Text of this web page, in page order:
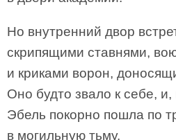
Но внутренний двор
скрипящими ставнями,
и криками ворон,
Оно будто звало к себе, и,
Эбель покорно пошла по
в могильную тьму.